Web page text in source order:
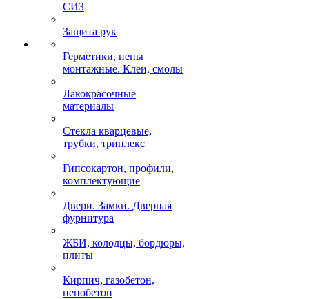
СИЗ
Защита рук
Герметики, пены
монтажные. Клеи, смолы
Лакокрасочные
материалы
Стекла кварцевые,
трубки, триплекс
Гипсокартон, профили,
комплектующие
Двери. Замки. Дверная
фурнитура
ЖБИ, колодцы, бордюры,
плиты
Кирпич, газобетон,
пенобетон